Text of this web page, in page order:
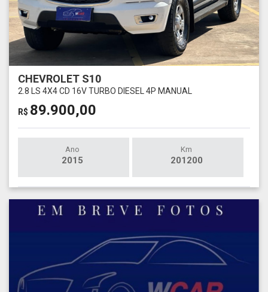
CHEVROLET S10
2.8 LS 4X4 CD 16V TURBO DIESEL 4P MANUAL
R$ 89.900,00
Ano
2015
Km
201200